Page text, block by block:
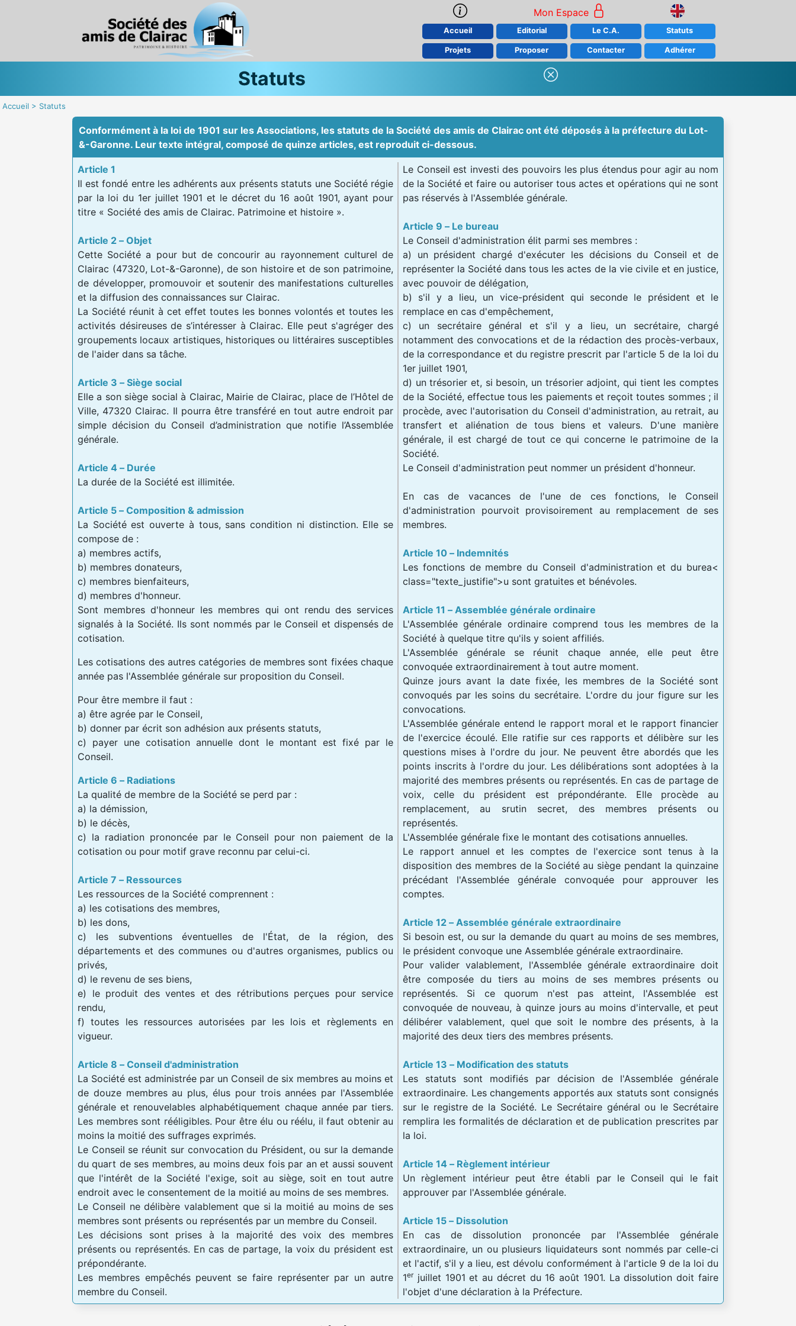
Mon Espace
Accueil Editorial Le C.A. Statuts
Projets Proposer Contacter Adhérer
Statuts
Accueil > Statuts
Conformément à la loi de 1901 sur les Associations, les statuts de la Société des amis de Clairac ont été déposés à la préfecture du Lot-
&-Garonne. Leur texte intégral, composé de quinze articles, est reproduit ci-dessous.
Article 1
Il est fondé entre les adhérents aux présents statuts une Société régie
par la loi du 1er juillet 1901 et le décret du 16 août 1901, ayant pour
titre « Société des amis de Clairac. Patrimoine et histoire ».
Article 2 – Objet
Cette Société a pour but de concourir au rayonnement culturel de
Clairac (47320, Lot-&-Garonne), de son histoire et de son patrimoine,
de développer, promouvoir et soutenir des manifestations culturelles
et la diffusion des connaissances sur Clairac.
La Société réunit à cet effet toutes les bonnes volontés et toutes les
activités désireuses de s’intéresser à Clairac. Elle peut s'agréger des
groupements locaux artistiques, historiques ou littéraires susceptibles
de l'aider dans sa tâche.
Article 3 – Siège social
Elle a son siège social à Clairac, Mairie de Clairac, place de l’Hôtel de
Ville, 47320 Clairac. Il pourra être transféré en tout autre endroit par
simple décision du Conseil d’administration que notifie l’Assemblée
générale.
Article 4 – Durée
La durée de la Société est illimitée.
Article 5 – Composition & admission
La Société est ouverte à tous, sans condition ni distinction. Elle se
compose de :
a) membres actifs,
b) membres donateurs,
c) membres bienfaiteurs,
d) membres d'honneur.
Sont membres d'honneur les membres qui ont rendu des services
signalés à la Société. Ils sont nommés par le Conseil et dispensés de
cotisation.
Les cotisations des autres catégories de membres sont fixées chaque
année pas l'Assemblée générale sur proposition du Conseil.
Pour être membre il faut :
a) être agrée par le Conseil,
b) donner par écrit son adhésion aux présents statuts,
c) payer une cotisation annuelle dont le montant est fixé par le
Conseil.
Article 6 – Radiations
La qualité de membre de la Société se perd par :
a) la démission,
b) le décès,
c) la radiation prononcée par le Conseil pour non paiement de la
cotisation ou pour motif grave reconnu par celui-ci.
Article 7 – Ressources
Les ressources de la Société comprennent :
a) les cotisations des membres,
b) les dons,
c) les subventions éventuelles de l'État, de la région, des
départements et des communes ou d'autres organismes, publics ou
privés,
d) le revenu de ses biens,
e) le produit des ventes et des rétributions perçues pour service
rendu,
f) toutes les ressources autorisées par les lois et règlements en
vigueur.
Article 8 – Conseil d'administration
La Société est administrée par un Conseil de six membres au moins et
de douze membres au plus, élus pour trois années par l'Assemblée
générale et renouvelables alphabétiquement chaque année par tiers.
Les membres sont rééligibles. Pour être élu ou réélu, il faut obtenir au
moins la moitié des suffrages exprimés.
Le Conseil se réunit sur convocation du Président, ou sur la demande
du quart de ses membres, au moins deux fois par an et aussi souvent
que l'intérêt de la Société l'exige, soit au siège, soit en tout autre
endroit avec le consentement de la moitié au moins de ses membres.
Le Conseil ne délibère valablement que si la moitié au moins de ses
membres sont présents ou représentés par un membre du Conseil.
Les décisions sont prises à la majorité des voix des membres
présents ou représentés. En cas de partage, la voix du président est
prépondérante.
Les membres empêchés peuvent se faire représenter par un autre
membre du Conseil.
Le Conseil est investi des pouvoirs les plus étendus pour agir au nom
de la Société et faire ou autoriser tous actes et opérations qui ne sont
pas réservés à l'Assemblée générale.
Article 9 – Le bureau
Le Conseil d'administration élit parmi ses membres :
a) un président chargé d'exécuter les décisions du Conseil et de
représenter la Société dans tous les actes de la vie civile et en justice,
avec pouvoir de délégation,
b) s'il y a lieu, un vice-président qui seconde le président et le
remplace en cas d'empêchement,
c) un secrétaire général et s'il y a lieu, un secrétaire, chargé
notamment des convocations et de la rédaction des procès-verbaux,
de la correspondance et du registre prescrit par l'article 5 de la loi du
1er juillet 1901,
d) un trésorier et, si besoin, un trésorier adjoint, qui tient les comptes
de la Société, effectue tous les paiements et reçoit toutes sommes ; il
procède, avec l'autorisation du Conseil d'administration, au retrait, au
transfert et aliénation de tous biens et valeurs. D'une manière
générale, il est chargé de tout ce qui concerne le patrimoine de la
Société.
Le Conseil d'administration peut nommer un président d'honneur.
En cas de vacances de l'une de ces fonctions, le Conseil
d'administration pourvoit provisoirement au remplacement de ses
membres.
Article 10 – Indemnités
Les fonctions de membre du Conseil d'administration et du burea<
class="texte_justifie">u sont gratuites et bénévoles.
Article 11 – Assemblée générale ordinaire
L'Assemblée générale ordinaire comprend tous les membres de la
Société à quelque titre qu'ils y soient affiliés.
L'Assemblée générale se réunit chaque année, elle peut être
convoquée extraordinairement à tout autre moment.
Quinze jours avant la date fixée, les membres de la Société sont
convoqués par les soins du secrétaire. L'ordre du jour figure sur les
convocations.
L'Assemblée générale entend le rapport moral et le rapport financier
de l'exercice écoulé. Elle ratifie sur ces rapports et délibère sur les
questions mises à l'ordre du jour. Ne peuvent être abordés que les
points inscrits à l'ordre du jour. Les délibérations sont adoptées à la
majorité des membres présents ou représentés. En cas de partage de
voix, celle du président est prépondérante. Elle procède au
remplacement, au srutin secret, des membres présents ou
représentés.
L'Assemblée générale fixe le montant des cotisations annuelles.
Le rapport annuel et les comptes de l'exercice sont tenus à la
disposition des membres de la Société au siège pendant la quinzaine
précédant l'Assemblée générale convoquée pour approuver les
comptes.
Article 12 – Assemblée générale extraordinaire
Si besoin est, ou sur la demande du quart au moins de ses membres,
le président convoque une Assemblée générale extraordinaire.
Pour valider valablement, l'Assemblée générale extraordinaire doit
être composée du tiers au moins de ses membres présents ou
représentés. Si ce quorum n'est pas atteint, l'Assemblée est
convoquée de nouveau, à quinze jours au moins d'intervalle, et peut
délibérer valablement, quel que soit le nombre des présents, à la
majorité des deux tiers des membres présents.
Article 13 – Modification des statuts
Les statuts sont modifiés par décision de l'Assemblée générale
extraordinaire. Les changements apportés aux statuts sont consignés
sur le registre de la Société. Le Secrétaire général ou le Secrétaire
remplira les formalités de déclaration et de publication prescrites par
la loi.
Article 14 – Règlement intérieur
Un règlement intérieur peut être établi par le Conseil qui le fait
approuver par l'Assemblée générale.
Article 15 – Dissolution
En cas de dissolution prononcée par l'Assemblée générale
extraordinaire, un ou plusieurs liquidateurs sont nommés par celle-ci
et l'actif, s'il y a lieu, est dévolu conformément à l'article 9 de la loi du
1erjuillet 1901 et au décret du 16 août 1901. La dissolution doit faire
l'objet d'une déclaration à la Préfecture.